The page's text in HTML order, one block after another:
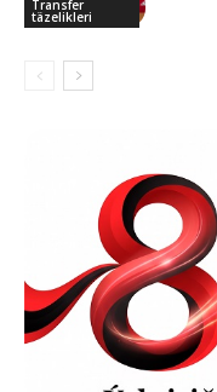
Transfer
täzelikleri